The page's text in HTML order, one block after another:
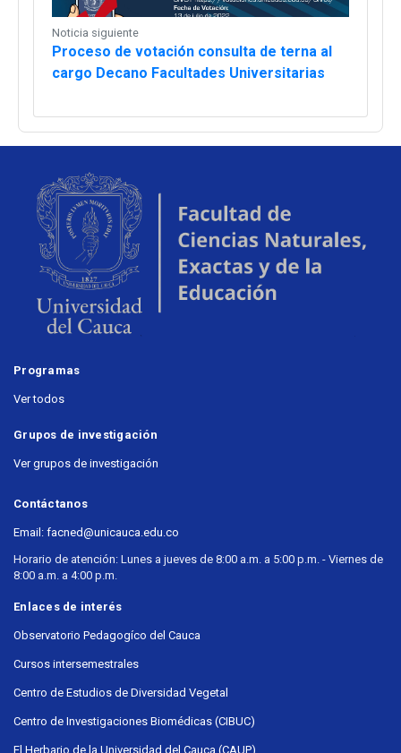
Noticia siguiente
Proceso de votación consulta de terna al
cargo Decano Facultades Universitarias
Programas
Ver todos
Grupos de investigación
Ver grupos de investigación
Contáctanos
Email: facned@unicauca.edu.co
Horario de atención: Lunes a jueves de 8:00 a.m. a 5:00 p.m. - Viernes de
8:00 a.m. a 4:00 p.m.
Enlaces de interés
Observatorio Pedagogíco del Cauca
Cursos intersemestrales
Centro de Estudios de Diversidad Vegetal
Centro de Investigaciones Biomédicas (CIBUC)
El Herbario de la Universidad del Cauca (CAUP)